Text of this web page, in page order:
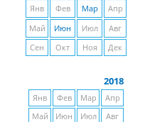
Янв Фев Мар
Апр
Май
Июн Июл
Авг
Сен
Окт Ноя Дек
2018
Янв Фев Мар
Апр
Май
Июн Июл
Авг